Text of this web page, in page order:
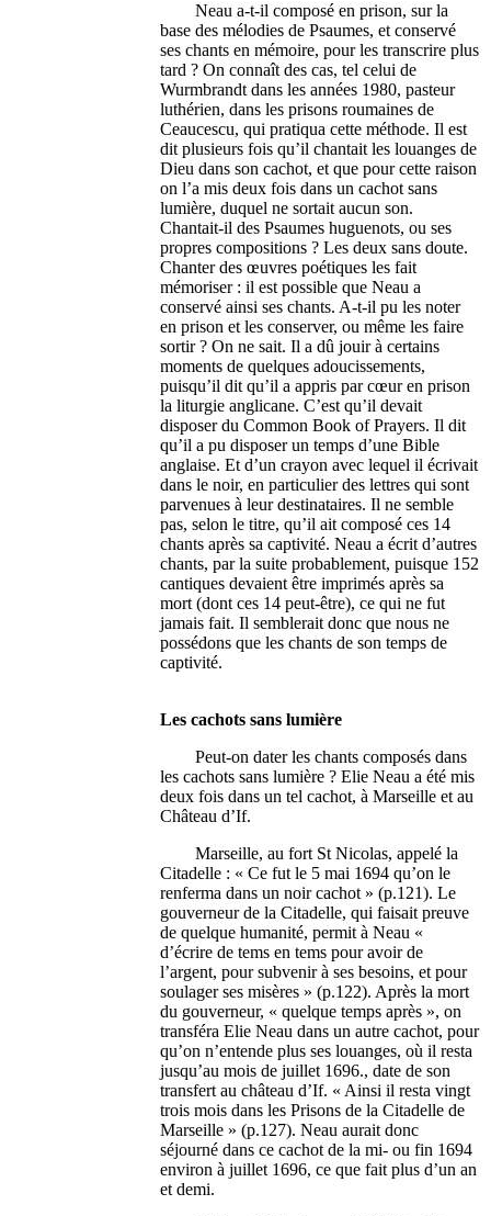
Neau a-t-il composé en prison, sur la
base des mélodies de Psaumes, et conservé
ses chants en mémoire, pour les transcrire plus
tard ? On connaît des cas, tel celui de
Wurmbrandt dans les années 1980, pasteur
luthérien, dans les prisons roumaines de
Ceaucescu, qui pratiqua cette méthode. Il est
dit plusieurs fois qu’il chantait les louanges de
Dieu dans son cachot, et que pour cette raison
on l’a mis deux fois dans un cachot sans
lumière, duquel ne sortait aucun son.
Chantait-il des Psaumes huguenots, ou ses
propres compositions ? Les deux sans doute.
Chanter des œuvres poétiques les fait
mémoriser : il est possible que Neau a
conservé ainsi ses chants. A-t-il pu les noter
en prison et les conserver, ou même les faire
sortir ? On ne sait. Il a dû jouir à certains
moments de quelques adoucissements,
puisqu’il dit qu’il a appris par cœur en prison
la liturgie anglicane. C’est qu’il devait
disposer du Common Book of Prayers. Il dit
qu’il a pu disposer un temps d’une Bible
anglaise. Et d’un crayon avec lequel il écrivait
dans le noir, en particulier des lettres qui sont
parvenues à leur destinataires. Il ne semble
pas, selon le titre, qu’il ait composé ces 14
chants après sa captivité. Neau a écrit d’autres
chants, par la suite probablement, puisque 152
cantiques devaient être imprimés après sa
mort (dont ces 14 peut-être), ce qui ne fut
jamais fait. Il semblerait donc que nous ne
possédons que les chants de son temps de
captivité.
Les cachots sans lumière
Peut-on dater les chants composés dans
les cachots sans lumière ? Elie Neau a été mis
deux fois dans un tel cachot, à Marseille et au
Château d’If.
Marseille, au fort St Nicolas, appelé la
Citadelle : « Ce fut le 5 mai 1694 qu’on le
renferma dans un noir cachot » (p.121). Le
gouverneur de la Citadelle, qui faisait preuve
de quelque humanité, permit à Neau «
d’écrire de tems en tems pour avoir de
l’argent, pour subvenir à ses besoins, et pour
soulager ses misères » (p.122). Après la mort
du gouverneur, « quelque temps après », on
transféra Elie Neau dans un autre cachot, pour
qu’on n’entende plus ses louanges, où il resta
jusqu’au mois de juillet 1696., date de son
transfert au château d’If. « Ainsi il resta vingt
trois mois dans les Prisons de la Citadelle de
Marseille » (p.127). Neau aurait donc
séjourné dans ce cachot de la mi- ou fin 1694
environ à juillet 1696, ce que fait plus d’un an
et demi.